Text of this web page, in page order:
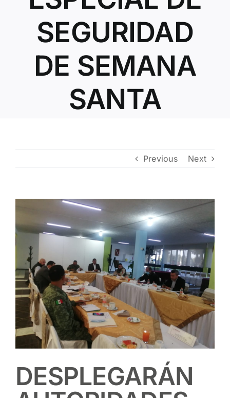
Contacto
SEGURIDAD
DE SEMANA
SANTA
Previous Next
View
DESPLEGARÁN